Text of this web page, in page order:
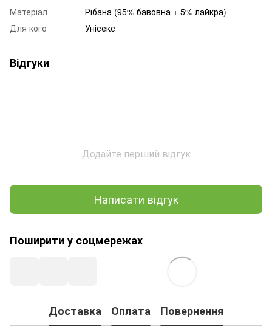
Матеріал
Рібана (95% бавовна + 5% лайкра)
Для кого
Унісекс
Відгуки
Додайте перший відгук
Написати відгук
Поширити у соцмережах
Доставка Оплата Повернення